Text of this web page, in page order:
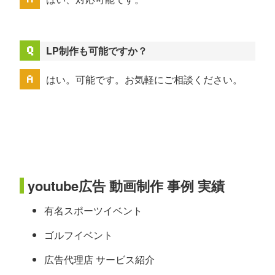
LP制作も可能ですか？
はい。可能です。お気軽にご相談ください。
youtube広告 動画制作 事例 実績
有名スポーツイベント
ゴルフイベント
広告代理店 サービス紹介